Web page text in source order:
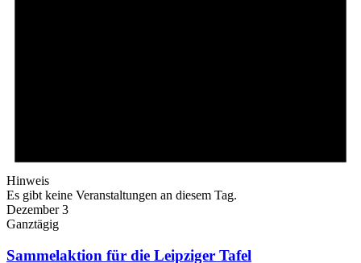
Hinweis
Es gibt keine Veranstaltungen an diesem Tag.
Dezember 3
Ganztägig
Sammelaktion für die Leipziger Tafel